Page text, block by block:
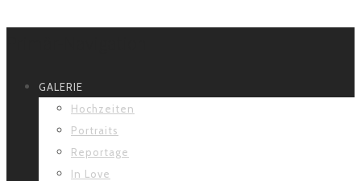
GALERIE
Hochzeiten
Portraits
Reportage
In Love